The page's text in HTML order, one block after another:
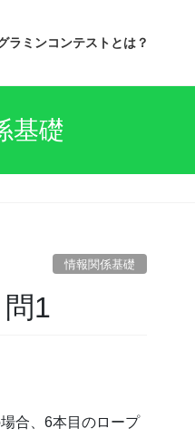
ラミンコンテストとは？
基礎
情報関係基礎
1
合、6本目のロープ